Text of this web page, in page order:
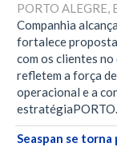
PORTO
Companhia
fortalece proposta
com os clientes
refletem a força
operacional e a
Seaspan se